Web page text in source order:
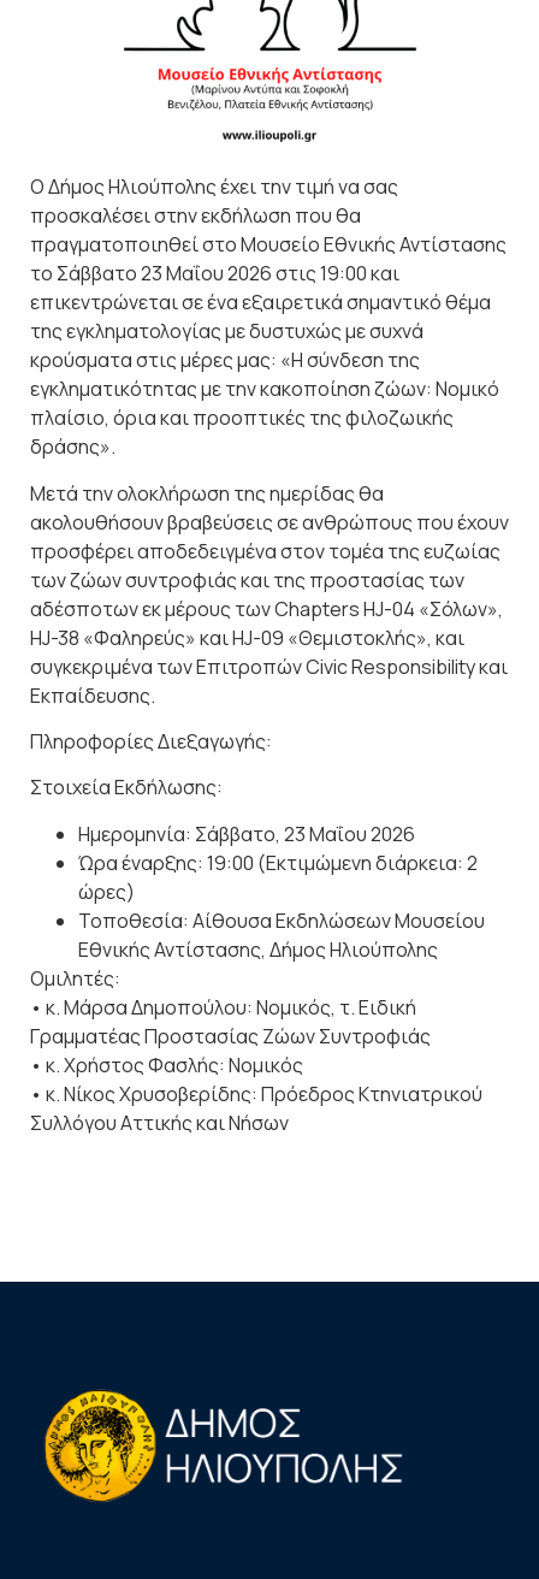
Ο Δήμος Ηλιούπολης έχει την τιμή να σας
προσκαλέσει στην εκδήλωση που θα
πραγματοποιηθεί στο Μουσείο Εθνικής Αντίστασης
το Σάββατο 23 Μαΐου 2026 στις 19:00 και
επικεντρώνεται σε ένα εξαιρετικά σημαντικό θέμα
της εγκληματολογίας με δυστυχώς με συχνά
κρούσματα στις μέρες μας: «Η σύνδεση της
εγκληματικότητας με την κακοποίηση ζώων: Νομικό
πλαίσιο, όρια και προοπτικές της φιλοζωικής
δράσης».
Μετά την ολοκλήρωση της ημερίδας θα
ακολουθήσουν βραβεύσεις σε ανθρώπους που έχουν
προσφέρει αποδεδειγμένα στον τομέα της ευζωίας
των ζώων συντροφιάς και της προστασίας των
αδέσποτων εκ μέρους των Chapters HJ-04 «Σόλων»,
HJ-38 «Φαληρεύς» και HJ-09 «Θεμιστοκλής», και
συγκεκριμένα των Επιτροπών Civic Responsibility και
Εκπαίδευσης.
Πληροφορίες Διεξαγωγής:
Στοιχεία Εκδήλωσης:
Ημερομηνία: Σάββατο, 23 Μαΐου 2026
Ώρα έναρξης: 19:00 (Εκτιμώμενη διάρκεια: 2
ώρες)
Τοποθεσία: Αίθουσα Εκδηλώσεων Μουσείου
Εθνικής Αντίστασης, Δήμος Ηλιούπολης
Ομιλητές:
• κ. Μάρσα Δημοπούλου: Νομικός, τ. Ειδική
Γραμματέας Προστασίας Ζώων Συντροφιάς
• κ. Χρήστος Φασλής: Νομικός
• κ. Νίκος Χρυσοβερίδης: Πρόεδρος Κτηνιατρικού
Συλλόγου Αττικής και Νήσων